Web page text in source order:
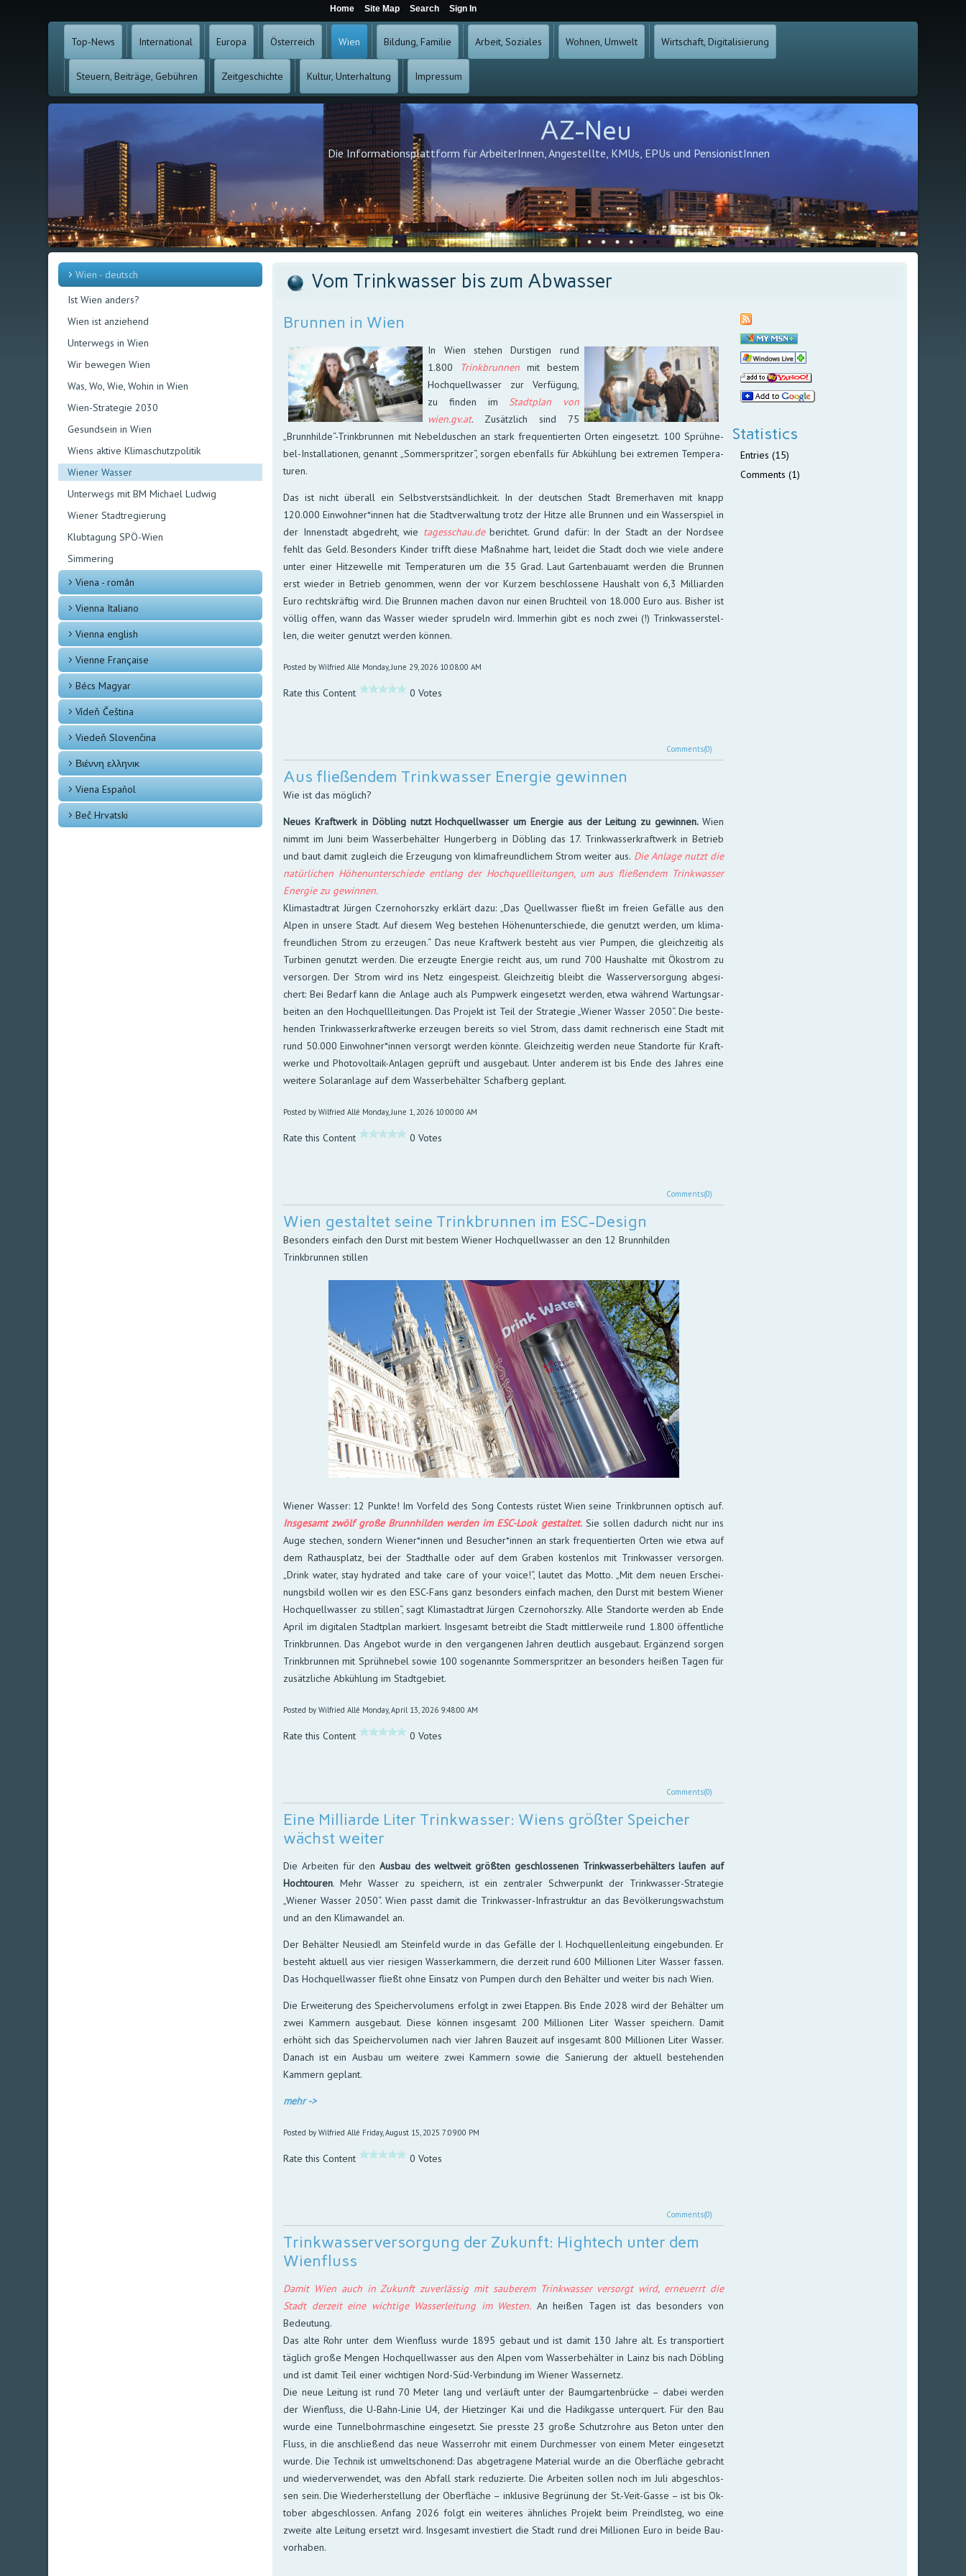
Top-News International Europa Österreich Wien Bildung, Familie Arbeit, Soziales Wohnen, Umwelt Wirtschaft, Digitalisierung
Steuern, Beiträge, Gebühren Zeitgeschichte Kultur, Unterhaltung Impressum
AZ-Neu
Die Informationsplattform für ArbeiterInnen, Angestellte, KMUs, EPUs und PensionistInnen
Wien - deutsch
Ist Wien anders?
Wien ist anziehend
Unterwegs in Wien
Wir bewegen Wien
Was, Wo, Wie, Wohin in Wien
Wien-Strategie 2030
Gesundsein in Wien
Wiens aktive Klimaschutzpolitik
Wiener Wasser
Unterwegs mit BM Michael Ludwig
Wiener Stadtregierung
Klubtagung SPÖ-Wien
Simmering
Viena - român
Vienna Italiano
Vienna english
Vienne Française
Bécs Magyar
Vídeň Čeština
Viedeň Slovenčina
Βιέννη ελληνικ
Viena Español
Beč Hrvatski
Vom Trinkwasser bis zum Abwasser
Brunnen in Wien
In Wien stehen Durs­ti­gen rund
1.800
Trink­brun­nen mit bes­tem
Hoch­quell­was­ser zur Ver­fü­gung,
zu fin­den im Stadt­plan von
wien.gv.at. Zu­sätz­lich sind 75
„Brunn­hil­de“-Trink­brun­nen mit Nebel­du­schen an stark fre­quen­tier­ten Or­ten ein­ge­setzt. 100 Sprüh­ne­
bel-In­stal­la­tio­nen, ge­nannt „Som­mer­sprit­zer“, sor­gen eben­falls für Ab­küh­lung bei ex­tre­men Tempe­ra­
turen.
Das ist nicht überall ein Selbst­ver­stsänd­lich­keit. In der deut­schen Stadt Bre­mer­ha­ven mit knapp
120.000 Ein­woh­ner­*innen hat die Stadt­ver­wal­tung trotz der Hitze alle Brun­nen und ein Was­ser­spiel in
der In­nen­stadt ab­ge­dreht, wie tages­schau.de be­rich­tet. Grund da­für: In der Stadt an der Nord­see
fehlt das Geld. Be­son­ders Kin­der trifft die­se Maß­nah­me hart, lei­det die Stadt doch wie viele an­de­re
un­ter ei­ner Hitze­wel­le mit Tempe­ra­tu­ren um die 35 Grad. Laut Gar­ten­bau­amt wer­den die Brun­nen
erst wie­der in Be­trieb ge­nom­men, wenn der vor Kur­zem be­schlos­se­ne Haus­halt von 6,3 Mil­li­ar­den
Euro rechts­kräf­tig wird. Die Brun­nen ma­chen da­von nur einen Bruch­teil von 18.000 Euro aus. Bis­her ist
völ­lig of­fen, wann das Was­ser wie­der spru­deln wird. Im­mer­hin gibt es noch zwei (!) Trink­was­ser­stel­
len, die wei­ter ge­nutzt wer­den können.
Posted by Wilfried Allé Monday, June 29, 2026 10:08:00 AM
Rate this Content 0 Votes
Comments(0)
Aus fließendem Trinkwasser Energie gewinnen
Wie ist das möglich?
Neues Kraftwerk in Döbling nutzt Hoch­quell­was­ser um Ener­gie aus der Lei­tung zu ge­win­nen. Wien
nimmt im Juni beim Was­ser­be­häl­ter Hun­ger­berg in Döb­ling das 17. Trink­was­ser­kraft­werk in Be­trieb
und baut da­mit zu­gleich die Er­zeu­gung von klima­freund­li­chem Strom wei­ter aus. Die An­lage nutzt die
na­tür­li­chen Höhen­unter­schiede ent­lang der Hoch­quell­lei­tun­gen, um aus flie­ßen­dem Trink­was­ser
Ener­gie zu ge­winnen.
Klimastadtrat Jürgen Czerno­horszky er­klärt da­zu: „Das Quell­was­ser fließt im frei­en Ge­fäl­le aus den
Al­pen in un­se­re Stadt. Auf die­sem Weg be­ste­hen Höhen­unter­schie­de, die ge­nutzt wer­den, um klima­
freund­li­chen Strom zu er­zeu­gen.“ Das neue Kraft­werk be­steht aus vier Pum­pen, die gleich­zei­tig als
Tur­bi­nen ge­nutzt wer­den. Die er­zeug­te Ener­gie reicht aus, um rund 700 Haus­hal­te mit Öko­strom zu
ver­sor­gen. Der Strom wird ins Netz ein­ge­speist. Gleich­zei­tig bleibt die Was­ser­ver­sor­gung ab­ge­si­
chert: Bei Be­darf kann die An­lage auch als Pump­werk ein­ge­setzt wer­den, etwa wäh­rend War­tungs­ar­
bei­ten an den Hoch­quell­lei­tun­gen. Das Pro­jekt ist Teil der Stra­te­gie „Wie­ner Was­ser 2050“. Die be­ste­
hen­den Trink­was­ser­kraft­werke er­zeu­gen be­reits so viel Strom, dass da­mit rech­ne­risch eine Stadt mit
rund 50.000 Ein­woh­ner­*innen ver­sorgt wer­den könnte. Gleich­zei­tig wer­den neue Stand­orte für Kraft­
werke und Photo­vol­taik-An­la­gen ge­prüft und aus­ge­baut. Unter an­de­rem ist bis Ende des Jah­res eine
wei­tere Solar­an­lage auf dem Was­ser­be­häl­ter Schaf­berg geplant.
Posted by Wilfried Allé Monday, June 1, 2026 10:00:00 AM
Rate this Content 0 Votes
Comments(0)
Wien gestaltet seine Trinkbrunnen im ESC-Design
Besonders einfach den Durst mit bestem Wiener Hochquellwasser an den 12 Brunnhilden
Trinkbrunnen stillen
Wiener Wasser: 12 Punkte! Im Vorfeld des Song Con­tests rüstet Wien seine Trink­brun­nen op­tisch auf.
Ins­ge­samt zwölf große Brunn­hil­den wer­den im ESC-Look ge­stal­tet.Sie sol­len da­durch nicht nur ins
Auge ste­chen, son­dern Wie­ner­*innen und Be­su­cher­*innen an stark fre­quen­tier­ten Orten wie etwa auf
dem Rat­haus­platz, bei der Stadt­halle oder auf dem Gra­ben kos­ten­los mit Trink­was­ser ver­sor­gen.
„Drink water, stay hydrated and take care of your voice!“, lau­tet das Motto. „Mit dem neuen Er­schei­
nungs­bild wol­len wir es den ESC-Fans ganz be­son­ders ein­fach ma­chen, den Durst mit bes­tem Wie­ner
Hoch­quell­was­ser zu stil­len“, sagt Klima­stadt­rat Jür­gen Czerno­horszky. Alle Stand­orte wer­den ab Ende
April im digi­ta­len Stadt­plan mar­kiert. Ins­ge­samt be­treibt die Stadt mitt­ler­weile rund 1.800 öf­fent­li­che
Trink­brun­nen. Das An­ge­bot wurde in den ver­gan­ge­nen Jah­ren deut­lich aus­ge­baut. Er­gän­zend sor­gen
Trink­brun­nen mit Sprüh­ne­bel so­wie 100 so­ge­nannte Som­mer­sprit­zer an be­son­ders heißen Ta­gen für
zu­sätz­li­che Ab­küh­lung im Stadt­gebiet.
Posted by Wilfried Allé Monday, April 13, 2026 9:48:00 AM
Rate this Content 0 Votes
Comments(0)
Eine Milliarde Liter Trinkwasser: Wiens größter Speicher
wächst weiter
Die Arbeiten für denAusbau des weltweit größten geschlossenen Trinkwasserbehälters laufen auf
Hochtouren. Mehr Wasser zu speichern, ist ein zentraler Schwerpunkt der Trinkwasser-Strategie
„Wiener Wasser 2050“. Wien passt damit die Trinkwasser-Infrastruktur an das Bevölkerungswachstum
und an den Klimawandel an.
Der Behälter Neusiedl am Steinfeld wurde in das Gefälle der I. Hochquellenleitung eingebunden. Er
besteht aktuell aus vier riesigen Wasserkammern, die derzeit rund 600 Millionen Liter Wasser fassen.
Das Hochquellwasser fließt ohne Einsatz von Pumpen durch den Behälter und weiter bis nach Wien.
Die Erweiterung des Speichervolumens erfolgt in zwei Etappen. Bis Ende 2028 wird der Behälter um
zwei Kammern ausgebaut. Diese können insgesamt 200 Millionen Liter Wasser speichern. Damit
erhöht sich das Speichervolumen nach vier Jahren Bauzeit auf insgesamt 800 Millionen Liter Wasser.
Danach ist ein Ausbau um weitere zwei Kammern sowie die Sanierung der aktuell bestehenden
Kammern geplant.
mehr ->
Posted by Wilfried Allé Friday, August 15, 2025 7:09:00 PM
Rate this Content 0 Votes
Comments(0)
Trinkwasserversorgung der Zukunft: Hightech unter dem
Wienfluss
Damit Wien auch in Zukunft zu­ver­läs­sig mit sau­berem Trink­was­ser ver­sorgt wird, er­neu­errt die
Stadt der­zeit eine wich­tige Was­ser­lei­tung im Westen. An heißen Ta­gen ist das be­son­ders von
Bedeutung.
Das alte Rohr unter dem Wienfluss wurde 1895 gebaut und ist damit 130 Jahre alt. Es trans­por­tiert
täg­lich große Men­gen Hoch­quell­was­ser aus den Al­pen vom Was­ser­be­häl­ter in Lainz bis nach Döb­ling
und ist da­mit Teil einer wich­ti­gen Nord-Süd-Ver­bin­dung im Wie­ner Was­ser­netz.
Die neue Leitung ist rund 70 Meter lang und verläuft unter der Baum­gar­ten­brücke – da­bei wer­den
der Wien­fluss, die U-Bahn-Linie U4, der Hiet­zin­ger Kai und die Hadik­gas­se unter­quert. Für den Bau
wurde eine Tun­nel­bohr­ma­schine ein­ge­setzt. Sie presste 23 große Schutz­rohre aus Beton unter den
Fluss, in die an­schlie­ßend das neue Was­ser­rohr mit ei­nem Durch­mes­ser von ei­nem Meter ein­ge­setzt
wurde. Die Tech­nik ist um­welt­scho­nend: Das ab­ge­tra­gene Ma­te­rial wurde an die Ober­fläche ge­bracht
und wie­der­ver­wen­det, was den Ab­fall stark re­du­zier­te. Die Ar­bei­ten sol­len noch im Juli ab­ge­schlos­
sen sein. Die Wieder­her­stel­lung der Ober­fläche – in­klu­si­ve Be­grü­nung der St.-Veit-Gasse – ist bis Ok­
to­ber ab­ge­schlos­sen. An­fang 2026 folgt ein wei­te­res ähn­li­ches Pro­jekt beim Preindl­steg, wo eine
zwei­te al­te Lei­tung er­setzt wird. Ins­ge­samt in­ves­tiert die Stadt rund drei Mil­lio­nen Euro in bei­de Bau­
vorhaben.
Statistics
Entries (15)
Comments (1)
Home Site Map Search Sign In